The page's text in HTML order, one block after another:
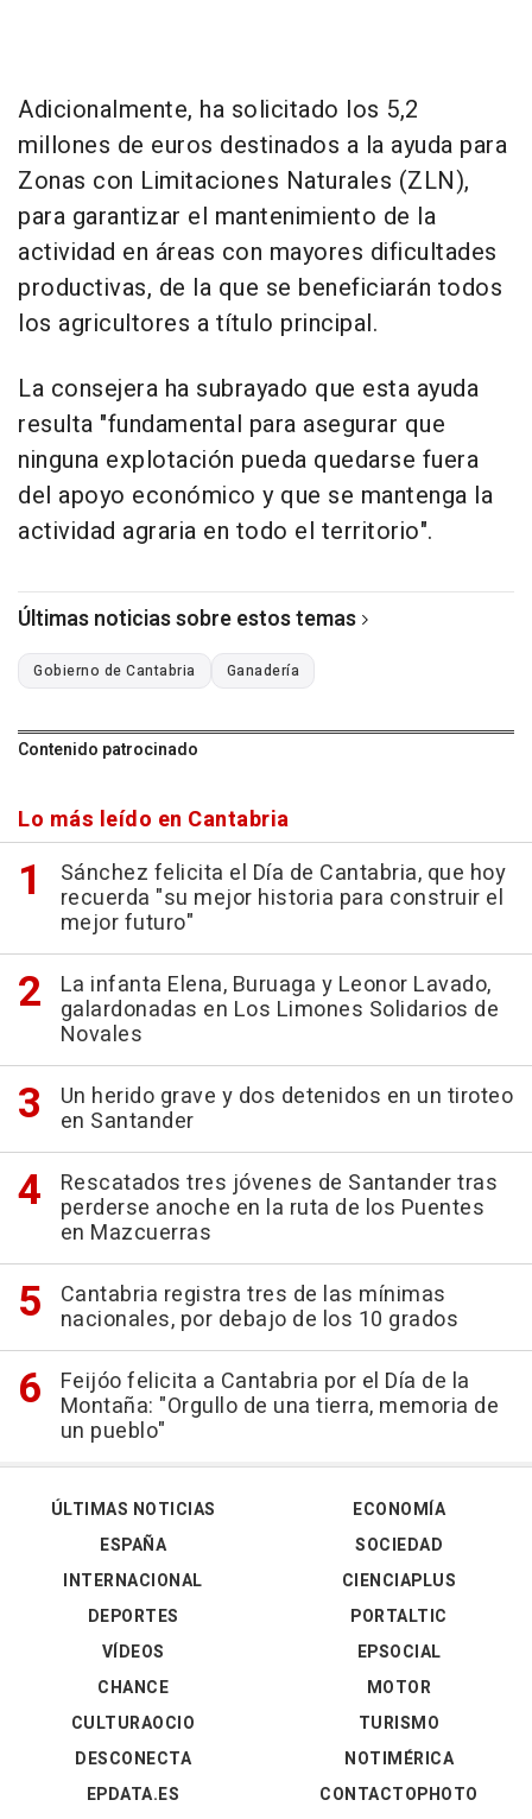
Adicionalmente, ha solicitado los 5,2
millones de euros destinados a la ayuda para
Zonas con Limitaciones Naturales (ZLN),
para garantizar el mantenimiento de la
actividad en áreas con mayores dificultades
productivas, de la que se beneficiarán todos
los agricultores a título principal.
La consejera ha subrayado que esta ayuda
resulta "fundamental para asegurar que
ninguna explotación pueda quedarse fuera
del apoyo económico y que se mantenga la
actividad agraria en todo el territorio".
Últimas noticias sobre estos temas
Gobierno de Cantabria Ganadería
Contenido patrocinado
Lo más leído en Cantabria
Sánchez felicita el Día de Cantabria, que hoy
recuerda "su mejor historia para construir el
mejor futuro"
La infanta Elena, Buruaga y Leonor Lavado,
galardonadas en Los Limones Solidarios de
Novales
Un herido grave y dos detenidos en un tiroteo
en Santander
Rescatados tres jóvenes de Santander tras
perderse anoche en la ruta de los Puentes
en Mazcuerras
Cantabria registra tres de las mínimas
nacionales, por debajo de los 10 grados
Feijóo felicita a Cantabria por el Día de la
Montaña: "Orgullo de una tierra, memoria de
un pueblo"
ÚLTIMAS NOTICIAS
ESPAÑA
INTERNACIONAL
DEPORTES
VÍDEOS
ECONOMÍA
SOCIEDAD
CIENCIAPLUS
PORTALTIC
EPSOCIAL
CHANCE
CULTURAOCIO
DESCONECTA
EPDATA.ES
MOTOR
TURISMO
NOTIMÉRICA
CONTACTOPHOTO